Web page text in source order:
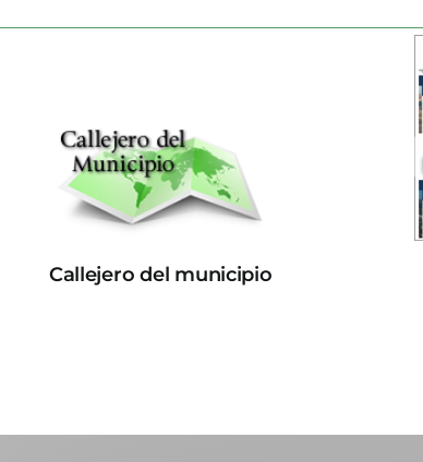
Callejero del municipio